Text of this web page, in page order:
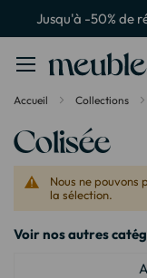
Jusqu'à -50% de
Accueil Collections
Colisée
Nous ne
la sélection.
Voir nos autres
Panneau de gestion des